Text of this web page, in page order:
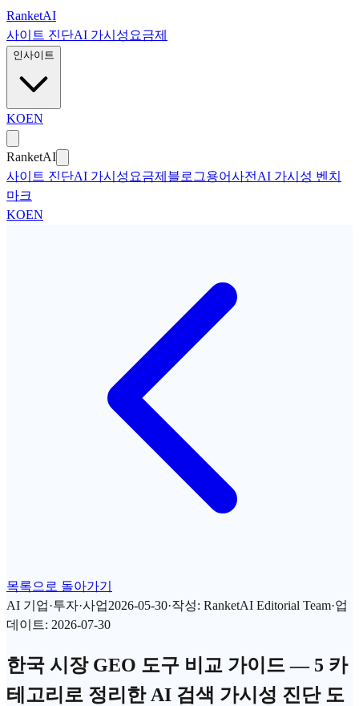
본문으로 건너뛰기
RanketAI
사이트 진단AI 가시성 요금제
인사이트
KOEN
RanketAI
사이트 진단AI 가시성 요금제 블로그용어사전 AI 가시성 벤치
마크
KOEN
목록으로 돌아가기
AI 기업·투자·사업2026-05-30·작성: RanketAI Editorial Team·업
데이트: 2026-07-30
한국 시장 GEO 도구 비교 가이드 — 5 카
테고리로 정리한 AI 검색 가시성 진단 도